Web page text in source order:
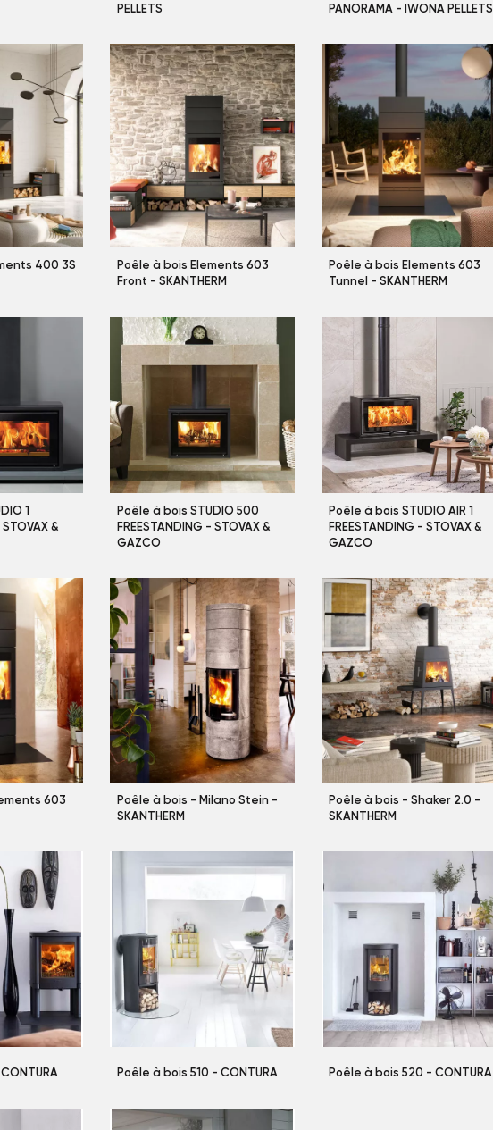
PELLETS
PANORAMA - IWONA PELLETS
400 3S
Poêle à bois Elements 603
Front - SKANTHERM
Poêle à bois Elements 603
Tunnel - SKANTHERM
1
STOVAX &
Poêle à bois STUDIO 500
FREESTANDING - STOVAX &
GAZCO
Poêle à bois STUDIO AIR 1
FREESTANDING - STOVAX &
GAZCO
603
Poêle à bois - Milano Stein -
SKANTHERM
Poêle à bois - Shaker 2.0 -
SKANTHERM
Poêle à bois 510 - CONTURA Poêle à bois 520 - CONTURA